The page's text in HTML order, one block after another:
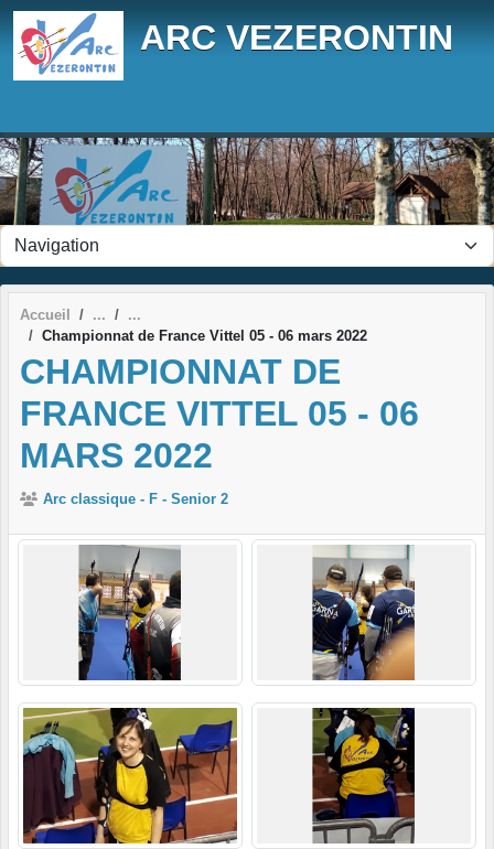
ARC VEZERONTIN
Accueil
Championnat de France Vittel 05 - 06 mars 2022
CHAMPIONNAT DE
FRANCE VITTEL 05 - 06
MARS 2022
Arc classique - F - Senior 2
Panneau de gestion des cookies